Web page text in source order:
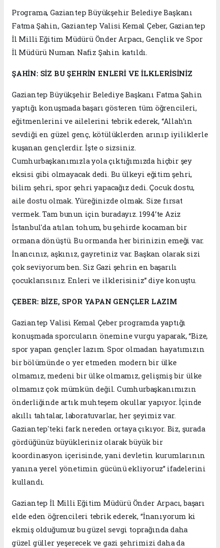
Programa, Gaziantep Büyükşehir Belediye Başkanı
Fatma Şahin, Gaziantep Valisi Kemal Çeber, Gaziantep
İl Milli Eğitim Müdürü Önder Arpacı, Gençlik ve Spor
İl Müdürü Numan Nafiz Şahin katıldı.
ŞAHİN: SİZ BU ŞEHRİN ENLERİ VE İLKLERİSİNİZ
Gaziantep Büyükşehir Belediye Başkanı Fatma Şahin
yaptığı konuşmada başarı gösteren tüm öğrencileri,
eğitmenlerini ve ailelerini tebrik ederek, “Allah’ın
sevdiği en güzel genç, kötülüklerden arınıp iyiliklerle
kuşanan gençlerdir. İşte o sizsiniz.
Cumhurbaşkanımızla yola çıktığımızda hiçbir şey
eksisi gibi olmayacak dedi. Bu ülkeyi eğitim şehri,
bilim şehri, spor şehri yapacağız dedi. Çocuk dostu,
aile dostu olmak. Yüreğinizde olmak. Size fırsat
vermek. Tam bunun için buradayız. 1994’te Aziz
İstanbul'da atılan tohum, bu şehirde kocaman bir
ormana dönüştü. Bu ormanda her birinizin emeği var.
İnancınız, aşkınız, gayretiniz var. Başkan olarak sizi
çok seviyorum ben. Siz Gazi şehrin en başarılı
çocuklarısınız. Enleri ve ilklerisiniz” diye konuştu.
ÇEBER: BİZE, SPOR YAPAN GENÇLER LAZIM
Gaziantep Valisi Kemal Çeber programda yaptığı
konuşmada sporcuların önemine vurgu yaparak, “Bize,
spor yapan gençler lazım. Spor olmadan hayatımızın
bir bölümünde o yer etmeden modern bir ülke
olmamız, medeni bir ülke olmamız, gelişmiş bir ülke
olmamız çok mümkün değil. Cumhurbaşkanımızın
önderliğinde artık muhteşem okullar yapıyor. İçinde
akıllı tahtalar, laboratuvarlar, her şeyimiz var.
Gaziantep'teki fark nereden ortaya çıkıyor. Biz, şurada
gördüğünüz büyükleriniz olarak büyük bir
koordinasyon içerisinde, yani devletin kurumlarının
yanına yerel yönetimin gücünü ekliyoruz” ifadelerini
kullandı.
Gaziantep İl Milli Eğitim Müdürü Önder Arpacı, başarı
elde eden öğrencileri tebrik ederek, “İnanıyorum ki
ekmiş olduğumuz bu güzel sevgi toprağında daha
güzel güller yeşerecek ve gazi şehrimizi daha da